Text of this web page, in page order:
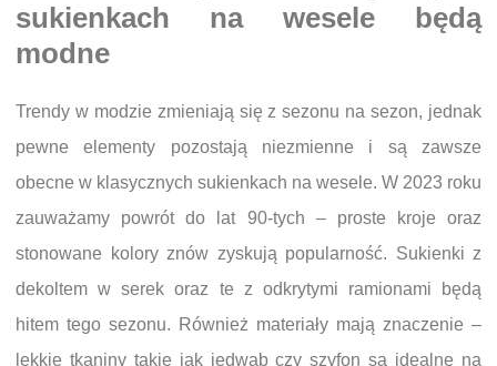
sukienkach na wesele będą
modne
Trendy w modzie zmieniają się z sezonu na sezon, jednak
pewne elementy pozostają niezmienne i są zawsze
obecne w klasycznych sukienkach na wesele. W 2023 roku
zauważamy powrót do lat 90-tych – proste kroje oraz
stonowane kolory znów zyskują popularność. Sukienki z
dekoltem w serek oraz te z odkrytymi ramionami będą
hitem tego sezonu. Również materiały mają znaczenie –
lekkie tkaniny takie jak jedwab czy szyfon są idealne na